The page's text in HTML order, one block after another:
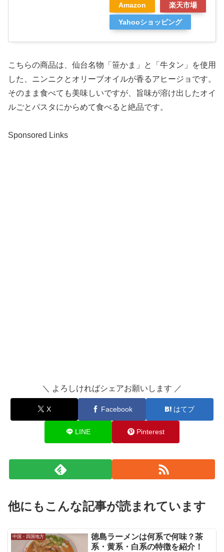
Amazon 楽天市場
Yahooショッピング
こちらの商品は、仙台名物「笹かま」と「牛タン」を使用
した、ニンニクとオリーブオイルが香るアヒージョです。
そのまま食べても美味しいですが、旨味が溶け出したオイ
ルごとパスタにからめて食べると絶品です。
Sponsored Links
＼ よろしければシェアお願いします ／
X Facebook はてブ
LINE Pinterest
他にもこんな記事が読まれています
中国・四国地方
徳島ラーメンは何系で何味？茶
系・黄系・白系の特徴を紹介！